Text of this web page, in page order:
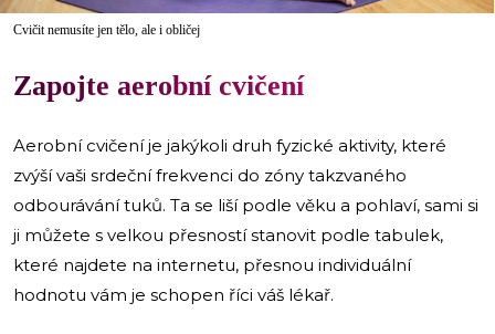
Cvičit nemusíte jen tělo, ale i obličej
Zapojte aerobní cvičení
Aerobní cvičení je jakýkoli druh fyzické aktivity, které
zvýší vaši srdeční frekvenci do zóny takzvaného
odbourávání tuků. Ta se liší podle věku a pohlaví, sami si
ji můžete s velkou přesností stanovit podle tabulek,
které najdete na internetu, přesnou individuální
hodnotu vám je schopen říci váš lékař.